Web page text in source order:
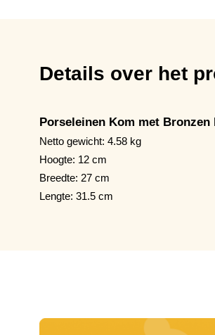
Details over het
Porseleinen Kom met Bronzen
Netto gewicht: 4.58 kg
Hoogte: 12 cm
Breedte: 27 cm
Lengte: 31.5 cm